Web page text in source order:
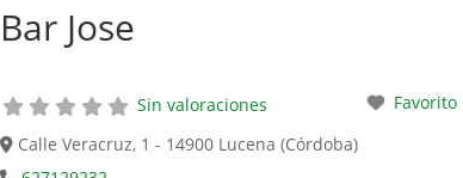
Bar Jose
Sin valoraciones
Favorito
Calle Veracruz, 1 - 14900 Lucena (Córdoba)